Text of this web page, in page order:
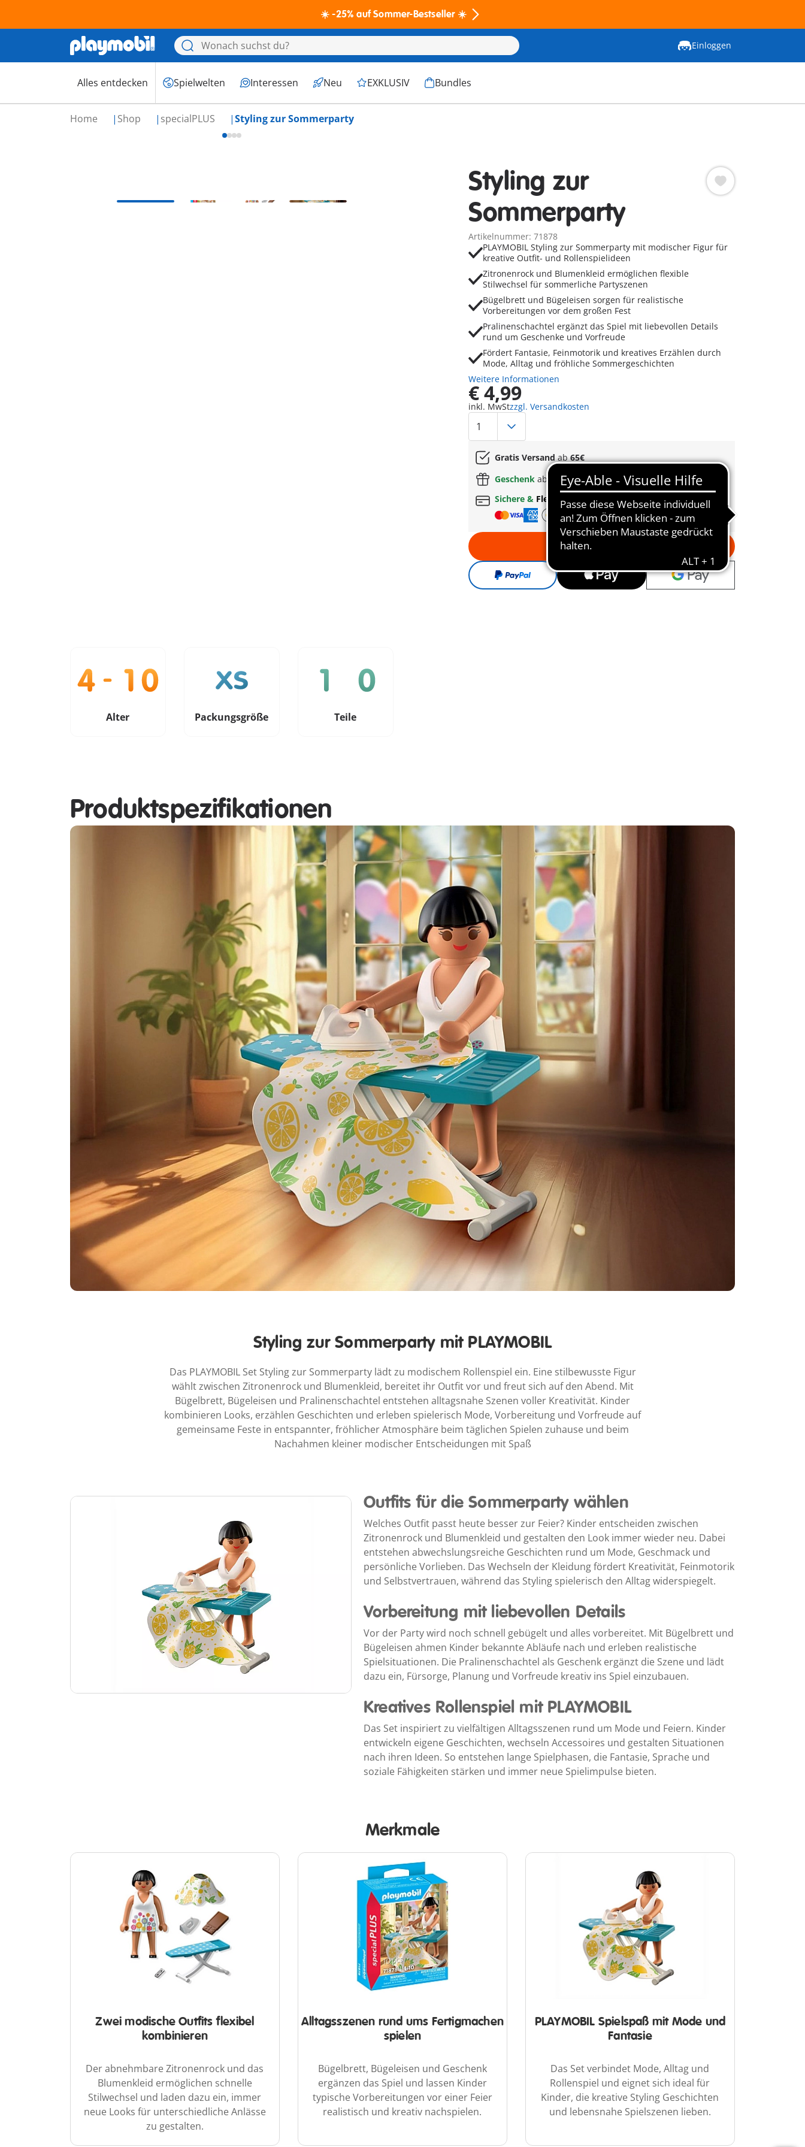
☀️ -25% auf Sommer-Bestseller ☀️
Einloggen
Alles entdecken Spielwelten Interessen Neu EXKLUSIV Bundles
Home Shop specialPLUS Styling zur Sommerparty
Styling zur
Sommerparty
Artikelnummer: 71878
PLAYMOBIL Styling zur Sommerparty mit modischer Figur für
kreative Outfit- und Rollenspielideen
Zitronenrock und Blumenkleid ermöglichen flexible
Stilwechsel für sommerliche Partyszenen
Bügelbrett und Bügeleisen sorgen für realistische
Vorbereitungen vor dem großen Fest
Pralinenschachtel ergänzt das Spiel mit liebevollen Details
rund um Geschenke und Vorfreude
Fördert Fantasie, Feinmotorik und kreatives Erzählen durch
Mode, Alltag und fröhliche Sommergeschichten
Weitere Informationen
€ 4,99
inkl. MwStzzgl. Versandkosten
Gratis Versandab65€
Geschenk ab 35€Bestellwert
Sichere & Flexible Zahlung Schnelle Lieferung
In den Warenkorb
Alter Packungsgröße Teile
Produktspezifikationen
Styling zur Sommerparty mit PLAYMOBIL
Das PLAYMOBIL Set Styling zur Sommerparty lädt zu modischem Rollenspiel ein. Eine stilbewusste Figur
wählt zwischen Zitronenrock und Blumenkleid, bereitet ihr Outfit vor und freut sich auf den Abend. Mit
Bügelbrett, Bügeleisen und Pralinenschachtel entstehen alltagsnahe Szenen voller Kreativität. Kinder
kombinieren Looks, erzählen Geschichten und erleben spielerisch Mode, Vorbereitung und Vorfreude auf
gemeinsame Feste in entspannter, fröhlicher Atmosphäre beim täglichen Spielen zuhause und beim
Nachahmen kleiner modischer Entscheidungen mit Spaß
Outfits für die Sommerparty wählen
Welches Outfit passt heute besser zur Feier? Kinder entscheiden zwischen
Zitronenrock und Blumenkleid und gestalten den Look immer wieder neu. Dabei
entstehen abwechslungsreiche Geschichten rund um Mode, Geschmack und
persönliche Vorlieben. Das Wechseln der Kleidung fördert Kreativität, Feinmotorik
und Selbstvertrauen, während das Styling spielerisch den Alltag widerspiegelt.
Vorbereitung mit liebevollen Details
Vor der Party wird noch schnell gebügelt und alles vorbereitet. Mit Bügelbrett und
Bügeleisen ahmen Kinder bekannte Abläufe nach und erleben realistische
Spielsituationen. Die Pralinenschachtel als Geschenk ergänzt die Szene und lädt
dazu ein, Fürsorge, Planung und Vorfreude kreativ ins Spiel einzubauen.
Kreatives Rollenspiel mit PLAYMOBIL
Das Set inspiriert zu vielfältigen Alltagsszenen rund um Mode und Feiern. Kinder
entwickeln eigene Geschichten, wechseln Accessoires und gestalten Situationen
nach ihren Ideen. So entstehen lange Spielphasen, die Fantasie, Sprache und
soziale Fähigkeiten stärken und immer neue Spielimpulse bieten.
Merkmale
Zwei modische Outfits flexibel
kombinieren
Der abnehmbare Zitronenrock und das
Blumenkleid ermöglichen schnelle
Stilwechsel und laden dazu ein, immer
neue Looks für unterschiedliche Anlässe
zu gestalten.
Alltagsszenen rund ums Fertigmachen
spielen
Bügelbrett, Bügeleisen und Geschenk
ergänzen das Spiel und lassen Kinder
typische Vorbereitungen vor einer Feier
realistisch und kreativ nachspielen.
PLAYMOBIL Spielspaß mit Mode und
Fantasie
Das Set verbindet Mode, Alltag und
Rollenspiel und eignet sich ideal für
Kinder, die kreative Styling Geschichten
und lebensnahe Spielszenen lieben.